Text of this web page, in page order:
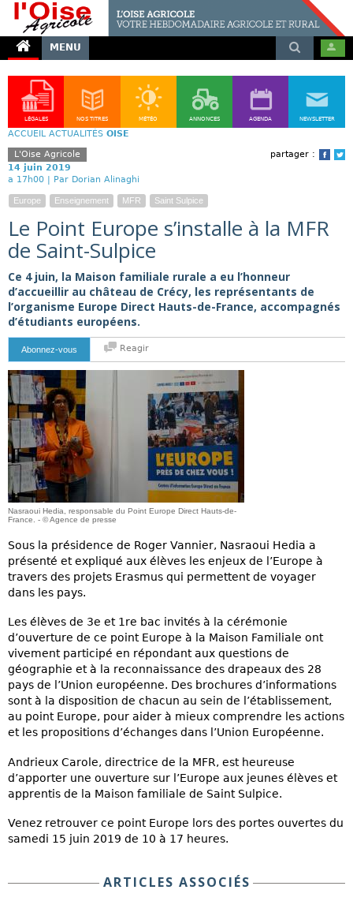
MENU
LÉGALES NOS TITRES MÉTÉO ANNONCES AGENDA NEWSLETTER
ACCUEIL ACTUALITÉS OISE
partager :
L'Oise Agricole
14 juin 2019
a 17h00 | Par Dorian Alinaghi
Europe Enseignement MFR Saint Sulpice
Le Point Europe s’installe à la MFR
de Saint-Sulpice
Ce 4 juin, la Maison familiale rurale a eu l’honneur
d’accueillir au château de Crécy, les représentants de
l’organisme Europe Direct Hauts-de-France, accompagnés
d’étudiants européens.
Abonnez-vous Reagir
Nasraoui Hedia, responsable du Point Europe Direct Hauts-de-
France. - © Agence de presse
Sous la présidence de Roger Vannier, Nasraoui Hedia a
présenté et expliqué aux élèves les enjeux de l’Europe à
travers des projets Erasmus qui permettent de voyager
dans les pays.
Les élèves de 3e et 1re bac invités à la cérémonie
d’ouverture de ce point Europe à la Maison Familiale ont
vivement participé en répondant aux questions de
géographie et à la reconnaissance des drapeaux des 28
pays de l’Union européenne. Des brochures d’informations
sont à la disposition de chacun au sein de l’établissement,
au point Europe, pour aider à mieux comprendre les actions
et les propositions d’échanges dans l’Union Européenne.
Andrieux Carole, directrice de la MFR, est heureuse
d’apporter une ouverture sur l’Europe aux jeunes élèves et
apprentis de la Maison familiale de Saint Sulpice.
Venez retrouver ce point Europe lors des portes ouvertes du
samedi 15 juin 2019 de 10 à 17 heures.
ARTICLES ASSOCIÉS